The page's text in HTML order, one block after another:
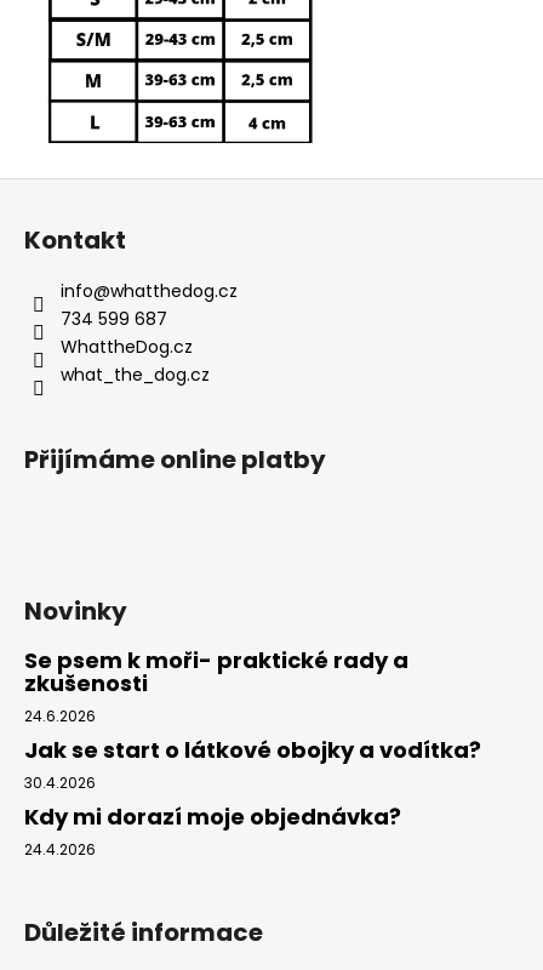
Kontakt
info@whatthedog.cz
734 599 687
WhattheDog.cz
what_the_dog.cz
Přijímáme online platby
Novinky
Se psem k moři- praktické rady a
zkušenosti
24.6.2026
Jak se start o látkové obojky a vodítka?
30.4.2026
Kdy mi dorazí moje objednávka?
24.4.2026
Důležité informace